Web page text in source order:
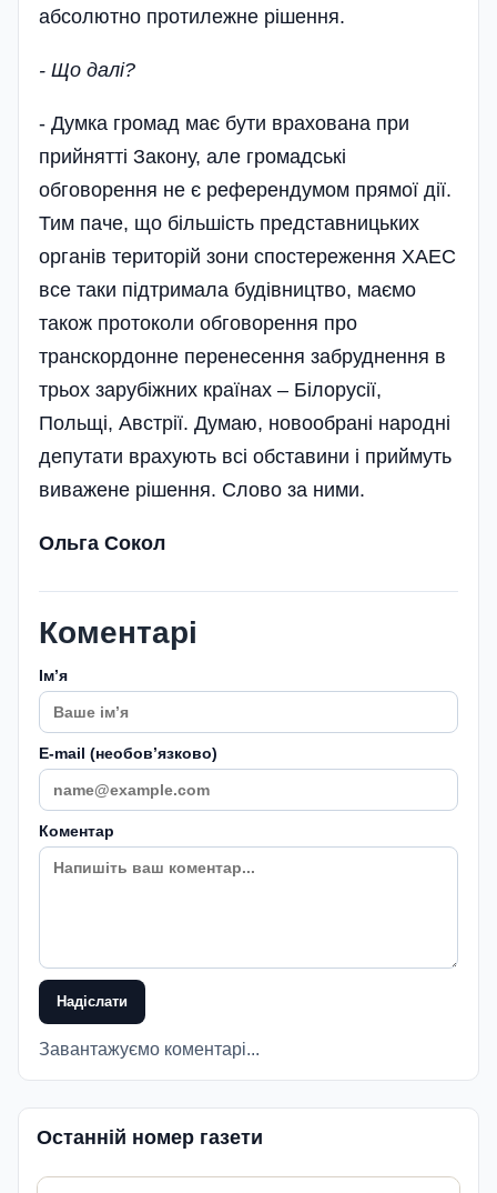
абсолютно протилежне рішення.
- Що далі?
- Думка громад має бути врахована при
прийнятті Закону, але громадські
обговорення не є референдумом прямої дії.
Тим паче, що більшість представницьких
органів територій зони спостереження ХАЕС
все таки підтримала будівництво, маємо
також протоколи обговорення про
транскордонне перенесення забруднення в
трьох зарубіжних країнах – Білорусії,
Польщі, Австрії. Думаю, новообрані народні
депутати врахують всі обставини і приймуть
виважене рішення. Слово за ними.
Ольга Сокол
Коментарі
Імʼя
E-mail (необовʼязково)
Коментар
Надіслати
Завантажуємо коментарі...
Останній номер газети